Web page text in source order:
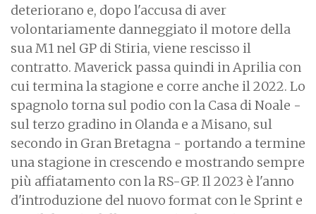
deteriorano e, dopo l'accusa di aver
volontariamente danneggiato il motore della
sua M1 nel GP di Stiria, viene rescisso il
contratto. Maverick passa quindi in Aprilia con
cui termina la stagione e corre anche il 2022. Lo
spagnolo torna sul podio con la Casa di Noale -
sul terzo gradino in Olanda e a Misano, sul
secondo in Gran Bretagna - portando a termine
una stagione in crescendo e mostrando sempre
più affiatamento con la RS-GP. Il 2023 è l'anno
d'introduzione del nuovo format con le Sprint e